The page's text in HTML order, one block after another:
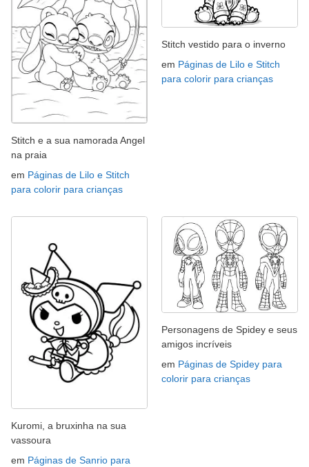
Stitch e a sua namorada Angel
na praia
em Páginas de Lilo e Stitch
para colorir para crianças
Stitch vestido para o inverno
em Páginas de Lilo e Stitch
para colorir para crianças
Kuromi, a bruxinha na sua
vassoura
em Páginas de Sanrio para
Personagens de Spidey e seus
amigos incríveis
em Páginas de Spidey para
colorir para crianças